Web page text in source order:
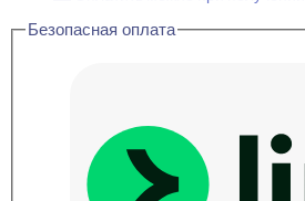
Безопасная оплата